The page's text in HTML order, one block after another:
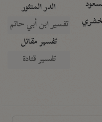
الدر المنثور
تفسير ابن أبي حاتم
تفسير مقاتل
تفسير قتادة